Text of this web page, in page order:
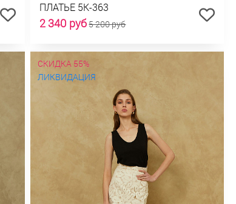
ПЛАТЬЕ 5К-363
2 340 руб5 200 руб
СКИДКА 55%
ЛИКВИДАЦИЯ